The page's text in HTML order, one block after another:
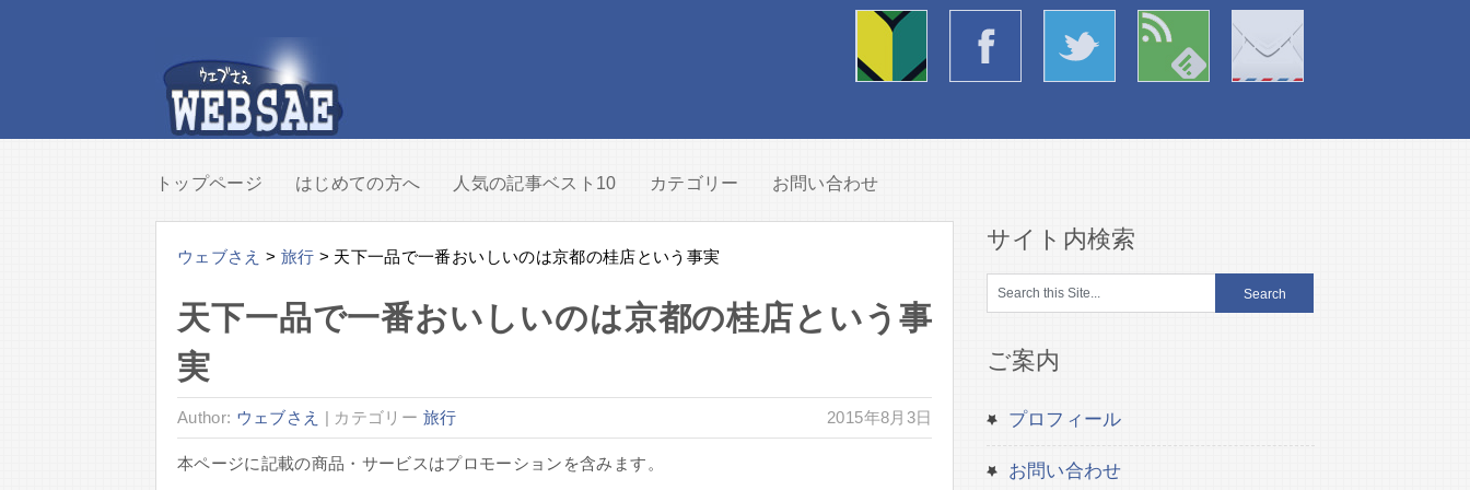
トップページ はじめての方へ 人気の記事ベスト10 カテゴリー お問い合わせ
ウェブさえ > 旅行 > 天下一品で一番おいしいのは京都の桂店という事実
天下一品で一番おいしいのは京都の桂店という事
実
Author: ウェブさえ | 2015年8月3日
カテゴリー 旅行
本ページに記載の商品・サービスはプロモーションを含みます。
サイト内検索
ご案内
プロフィール
お問い合わせ